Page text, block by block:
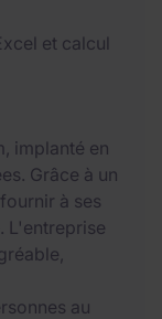
et calcul
implanté en
Grâce à un
à ses
L'entreprise
au